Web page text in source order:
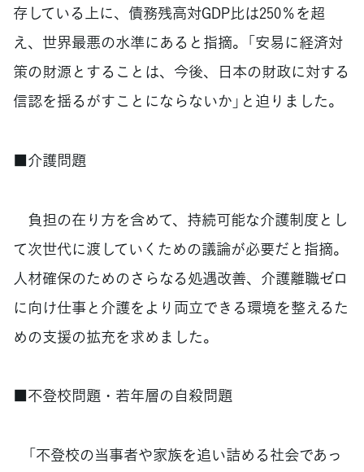
存している上に、債務残高対GDP比は250％を超
え、世界最悪の水準にあると指摘。「安易に経済対
策の財源とすることは、今後、日本の財政に対する
信認を揺るがすことにならないか」と迫りました。
■介護問題
負担の在り方を含めて、持続可能な介護制度とし
て次世代に渡していくための議論が必要だと指摘。
人材確保のためのさらなる処遇改善、介護離職ゼロ
に向け仕事と介護をより両立できる環境を整えるた
めの支援の拡充を求めました。
■不登校問題・若年層の自殺問題
「不登校の当事者や家族を追い詰める社会であっ